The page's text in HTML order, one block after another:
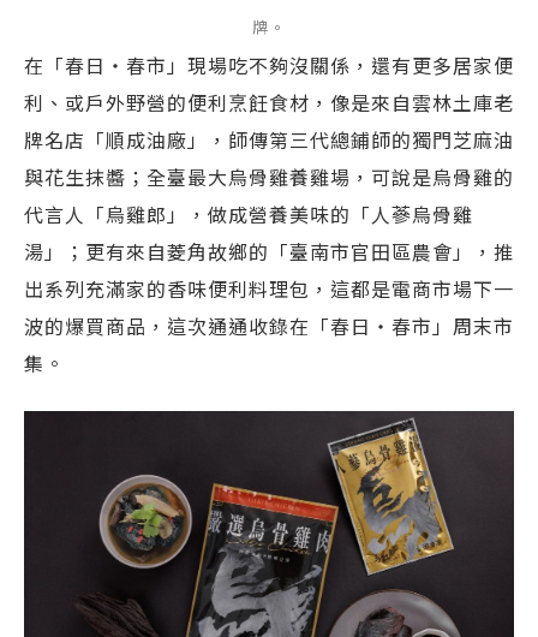
牌。
在「春日・春市」現場吃不夠沒關係，還有更多居家便
利、或戶外野營的便利烹飪食材，像是來自雲林土庫老
牌名店「順成油廠」，師傳第三代總鋪師的獨門芝麻油
與花生抹醬；全臺最大烏骨雞養雞場，可說是烏骨雞的
代言人「烏雞郎」，做成營養美味的「人蔘烏骨雞
湯」；更有來自菱角故鄉的「臺南市官田區農會」，推
出系列充滿家的香味便利料理包，這都是電商市場下一
波的爆買商品，這次通通收錄在「春日・春市」周末市
集。